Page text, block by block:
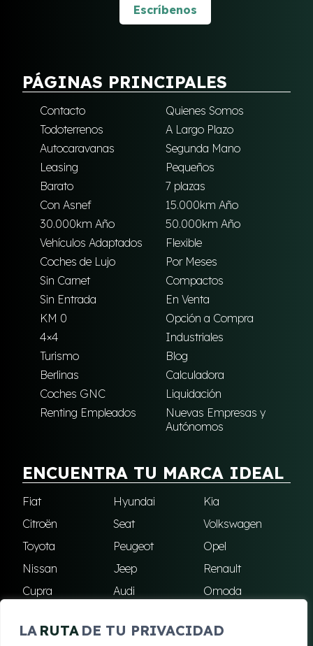
LA RUTA DE TU PRIVACIDAD
Escríbenos
PÁGINAS PRINCIPALES
Contacto
Quienes Somos
Todoterrenos
A Largo Plazo
Autocaravanas
Segunda Mano
Leasing
Pequeños
Barato
7 plazas
Con Asnef
15.000km Año
30.000km Año
50.000km Año
Vehículos Adaptados
Flexible
Coches de Lujo
Por Meses
Sin Carnet
Compactos
Sin Entrada
En Venta
KM 0
Opción a Compra
4×4
Industriales
Turismo
Blog
Berlinas
Calculadora
Coches GNC
Liquidación
Renting Empleados
Nuevas Empresas y
Autónomos
ENCUENTRA TU MARCA IDEAL
Fiat Hyundai
Kia
Citroën
Seat
Volkswagen
Toyota
Peugeot
Opel
Nissan
Jeep
Renault
Cupra
Audi
Omoda
Skoda
Ford Todas las marcas